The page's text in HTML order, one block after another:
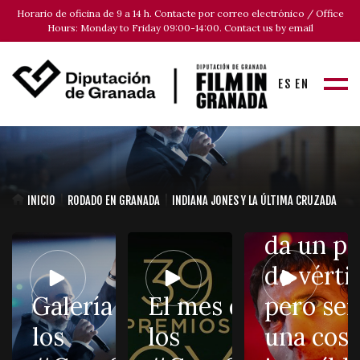
Horario de oficina de 9 a 14 h. Contacte por correo electrónico / Office
Hours: Monday to Friday 09:00-14:00. Contact us by email
ES EN
INICIO RODADO EN GRANADA INDIANA JONES Y LA ÚLTIMA CRUZADA
Galería de
los
El mes de
los
«La
al Goya
da un
de
pero
una cosa
Sandra
Tapia,